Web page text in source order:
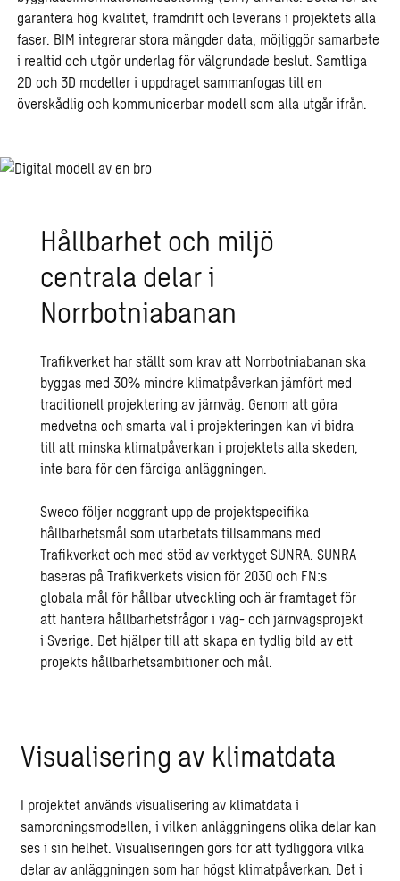
garantera hög kvalitet, framdrift och leverans i projektets alla
faser. BIM integrerar stora mängder data, möjliggör samarbete
i realtid och utgör underlag för välgrundade beslut. Samtliga
2D och 3D modeller i uppdraget sammanfogas till en
överskådlig och kommunicerbar modell som alla utgår ifrån.
Hållbarhet och miljö
centrala delar i
Norrbotniabanan
Trafikverket har ställt som krav att Norrbotniabanan ska
byggas med 30% mindre klimatpåverkan jämfört med
traditionell projektering av järnväg. Genom att göra
medvetna och smarta val i projekteringen kan vi bidra
till att minska klimatpåverkan i projektets alla skeden,
inte bara för den färdiga anläggningen.
Sweco följer noggrant upp de projektspecifika
hållbarhetsmål som utarbetats tillsammans med
Trafikverket och med stöd av verktyget SUNRA. SUNRA
baseras på Trafikverkets vision för 2030 och FN:s
globala mål för hållbar utveckling och är framtaget för
att hantera hållbarhetsfrågor i väg- och järnvägsprojekt
i Sverige. Det hjälper till att skapa en tydlig bild av ett
projekts hållbarhetsambitioner och mål.
Visualisering av klimatdata
I projektet används visualisering av klimatdata i
samordningsmodellen, i vilken anläggningens olika delar kan
ses i sin helhet. Visualiseringen görs för att tydliggöra vilka
delar av anläggningen som har högst klimatpåverkan. Det i